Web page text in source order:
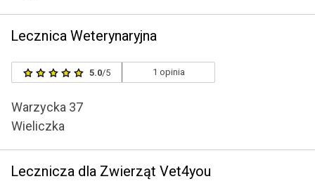
Lecznica Weterynaryjna
5.0/5 1 opinia
Warzycka 37
Wieliczka
Lecznicza dla Zwierząt Vet4you